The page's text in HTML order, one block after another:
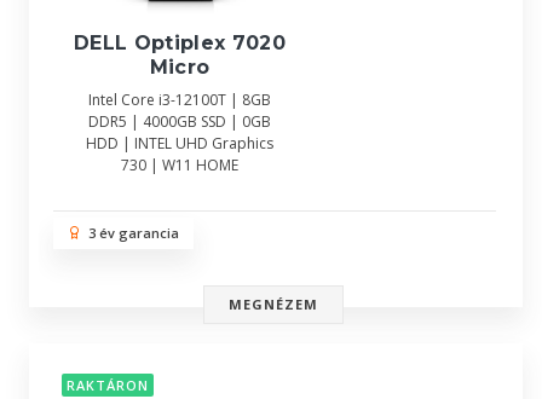
DELL Optiplex 7020
Micro
Intel Core i3-12100T | 8GB
DDR5 | 4000GB SSD | 0GB
HDD | INTEL UHD Graphics
730 | W11 HOME
3 év garancia
MEGNÉZEM
RAKTÁRON